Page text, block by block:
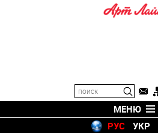
МЕНЮ
РУС
УКР